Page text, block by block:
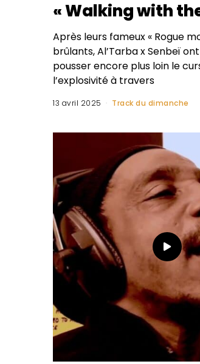
« Walking with
Après leurs fameux « Rogue
brûlants, Al’Tarba x Senbeï
pousser encore plus loin le
l’explosivité à travers
13 avril 2025 Track du dimanche